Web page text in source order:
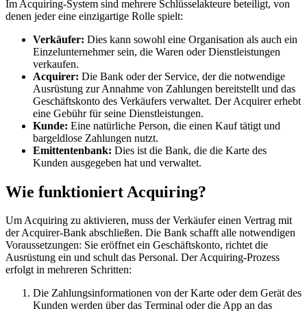
Im Acquiring-System sind mehrere Schlüsselakteure beteiligt, von
denen jeder eine einzigartige Rolle spielt:
Verkäufer: Dies kann sowohl eine Organisation als auch ein
Einzelunternehmer sein, die Waren oder Dienstleistungen
verkaufen.
Acquirer: Die Bank oder der Service, der die notwendige
Ausrüstung zur Annahme von Zahlungen bereitstellt und das
Geschäftskonto des Verkäufers verwaltet. Der Acquirer erhebt
eine Gebühr für seine Dienstleistungen.
Kunde: Eine natürliche Person, die einen Kauf tätigt und
bargeldlose Zahlungen nutzt.
Emittentenbank: Dies ist die Bank, die die Karte des
Kunden ausgegeben hat und verwaltet.
Wie funktioniert Acquiring?
Um Acquiring zu aktivieren, muss der Verkäufer einen Vertrag mit
der Acquirer-Bank abschließen. Die Bank schafft alle notwendigen
Voraussetzungen: Sie eröffnet ein Geschäftskonto, richtet die
Ausrüstung ein und schult das Personal. Der Acquiring-Prozess
erfolgt in mehreren Schritten:
Die Zahlungsinformationen von der Karte oder dem Gerät des
Kunden werden über das Terminal oder die App an das